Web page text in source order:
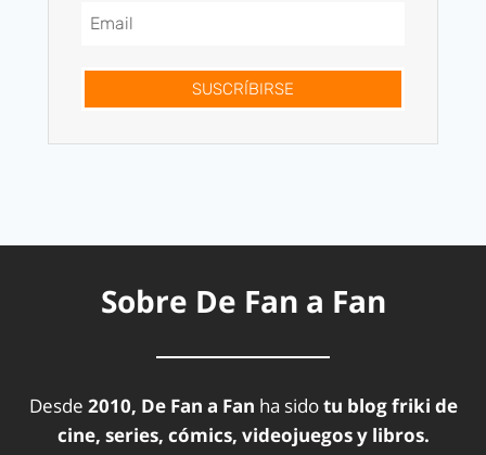
SUSCRÍBIRSE
Sobre De Fan a Fan
Desde 2010, De Fan a Fan ha sidotu blog friki de
cine, series, cómics, videojuegos y libros.